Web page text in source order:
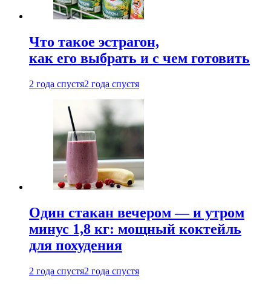
Что такое эстрагон,
как его выбрать и с чем готовить
2 года спустя2 года спустя
Один стакан вечером — и утром
минус 1,8 кг: мощный коктейль
для похудения
2 года спустя2 года спустя